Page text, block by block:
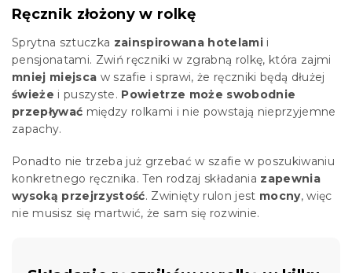
Ręcznik złożony w rolkę
Sprytna sztuczka zainspirowana hotelami i
pensjonatami. Zwiń ręczniki w zgrabną rolkę, która zajmi
mniej miejsca w szafie i sprawi, że ręczniki będą dłużej
świeże i puszyste. Powietrze może swobodnie
przepływać między rolkami i nie powstają nieprzyjemne
zapachy.
Ponadto nie trzeba już grzebać w szafie w poszukiwaniu
konkretnego ręcznika. Ten rodzaj składania zapewnia
wysoką przejrzystość. Zwinięty rulon jest mocny, więc
nie musisz się martwić, że sam się rozwinie.